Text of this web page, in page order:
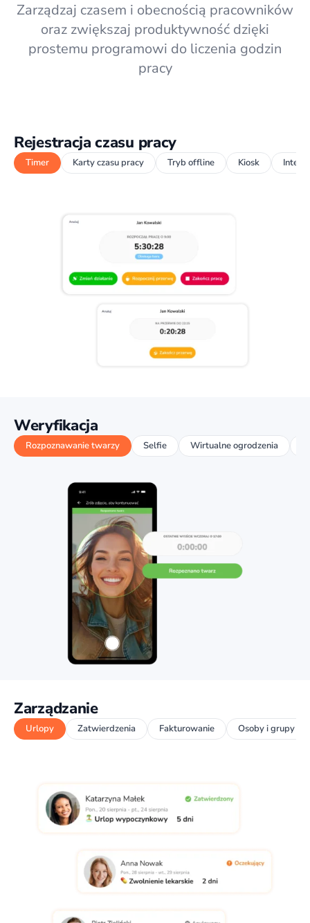
Zarządzaj czasem i obecnością pracowników
oraz zwiększaj produktywność dzięki
prostemu programowi do liczenia godzin
pracy
Rejestracja czasu pracy
Timer Karty czasu pracy Tryb offline Kiosk
Weryfikacja
Rozpoznawanie twarzy Selfie Wirtualne ogrodzenia
Zarządzanie
Urlopy Zatwierdzenia Fakturowanie Osoby i grupy